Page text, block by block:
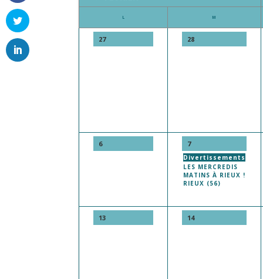
L M
27 28
6 7
Divertissements
LES MERCREDIS
MATINS À RIEUX !
RIEUX (56)
13 14